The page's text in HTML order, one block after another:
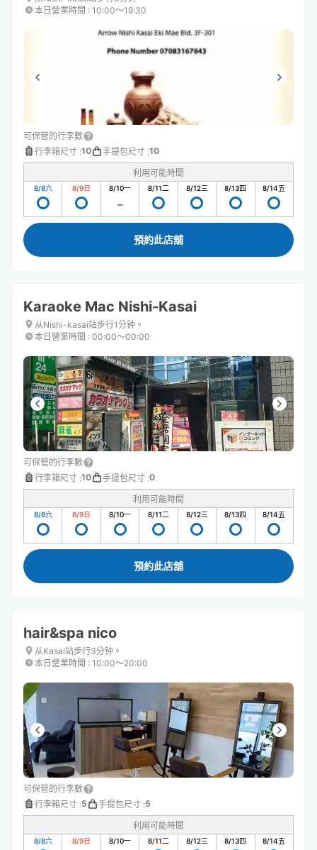
本日營業時間 : 10:00〜19:30
可保管的行李數
行李箱尺寸 :10 手提包尺寸 :10
利用可能時間
8/8六 8/9日 8/10一 8/11二 8/12三 8/13四 8/14五
預約此店舖
Karaoke Mac Nishi-Kasai
从Nishi-kasai站步行1分钟。
本日營業時間 : 00:00〜00:00
可保管的行李數
行李箱尺寸 :10 手提包尺寸 :0
利用可能時間
8/8六 8/9日 8/10一 8/11二 8/12三 8/13四 8/14五
預約此店舖
hair&spa nico
从Kasai站步行3分钟。
本日營業時間 : 10:00〜20:00
可保管的行李數
行李箱尺寸 :5 手提包尺寸 :5
利用可能時間
8/8六 8/9日 8/10一 8/11二 8/12三 8/13四 8/14五